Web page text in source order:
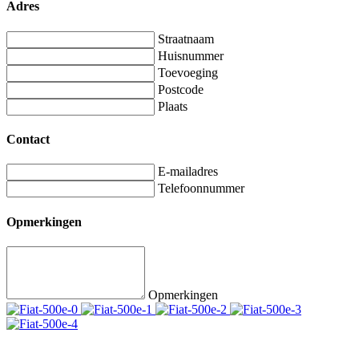
Adres
Straatnaam
Huisnummer
Toevoeging
Postcode
Plaats
Contact
E-mailadres
Telefoonnummer
Opmerkingen
Opmerkingen